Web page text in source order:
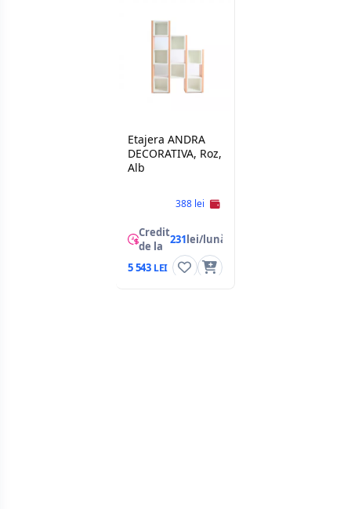
Etajera ANDRA
DECORATIVA, Roz,
Alb
388 lei
Credit
de la 231lei/lună
5 543